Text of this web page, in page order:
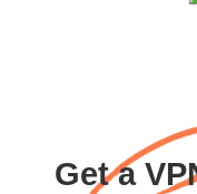
Get a